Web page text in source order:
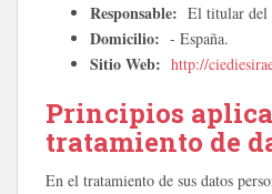
Responsable: El titular del
Domicilio: - España.
Sitio Web: http://
Principios
tratamiento de
En el tratamiento de sus datos